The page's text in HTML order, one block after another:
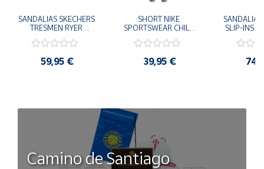
SANDALIAS SKECHERS
TRESMEN RYER
205112-CHOC
COMODAS
59,95 €
SHORT NIKE
SPORTSWEAR CHILL
006 PANTALONES
39,95 €
SANDALIAS
SLIP-INS
Camino de Santiago